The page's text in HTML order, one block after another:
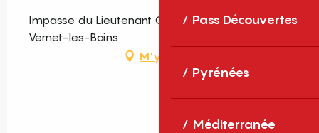
Pass Découvertes
Pyrénées
Méditerranée
Impasse du Lieutenant Gourbault, 66820
Vernet-les-Bains
M'y rendre